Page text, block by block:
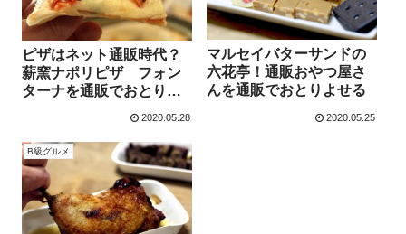
ピザはネット通販時代？
薪窯ナポリピザ フォン
ターナを通販でおとりよ
2020.05.28
マルセイバターサンドの
六花亭！通販おやつ屋さ
んを通販でおとりよせる
2020.05.25
B級グルメ